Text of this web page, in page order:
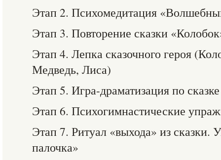
Этап 2. Психомедитация
Этап 3. Повторение сказки
Этап 4. Лепка сказочного героя
Медведь, Лиса)
Этап 5. Игра-драматизация по
Этап 6. Психогимнастические
Этап 7. Ритуал «выхода» из
палочка»